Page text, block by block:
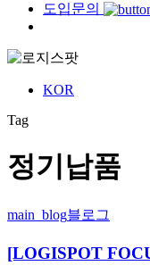
도입문의
KOR
Tag
정기납품
[LOGISPOT
물
류
main_blog블로그
[LOGISPOT